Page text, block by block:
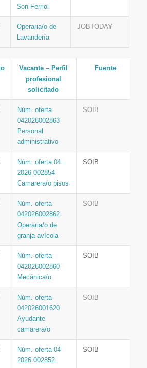
Son Ferriol
Operaria/o de
Lavandería
JOBTODAY
Vacante – Perfil
profesional
solicitado
Fuente
Núm. oferta
042026002863
Personal
administrativo
SOIB
Núm. oferta 04
2026 002854
Camarera/o pisos
SOIB
Núm. oferta
042026002862
Operaria/o de
granja avícola
SOIB
Núm. oferta
042026002860
Mecánica/o
SOIB
Núm. oferta
042026001620
Ayudante
camarera/o
SOIB
Núm. oferta 04
2026 002852
SOIB